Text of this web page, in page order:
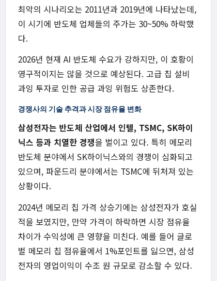
최악의 시나리오는 2011년과 2019년에 나타났는데,
이 시기에 반도체 업체들의 주가는 30~50% 하락했
다.
2026년 현재 AI 반도체 수요가 강하지만, 이 호황이
영구적이지는 않을 것으로 예상된다. 고급 칩 설비
과잉 투자로 인한 공급 과잉 위험도 상존한다.
경쟁사의 기술 추격과 시장 점유율 변화
삼성전자는 반도체 산업에서 인텔, TSMC, SK하이
닉스 등과 치열한 경쟁을 벌이고 있다. 특히 메모리
반도체 분야에서 SK하이닉스와의 경쟁이 심화되고
있으며, 파운드리 분야에서는 TSMC에 뒤처져 있는
상황이다.
2024년 메모리 칩 가격 상승기에는 삼성전자가 호실
적을 보였지만, 만약 가격이 하락하면 시장 점유율
차이가 수익성에 큰 영향을 미친다. 예를 들어 글로
벌 메모리 칩 점유율에서 1%포인트를 잃으면, 삼성
전자의 영업이익이 수조 원 규모로 감소할 수 있다.